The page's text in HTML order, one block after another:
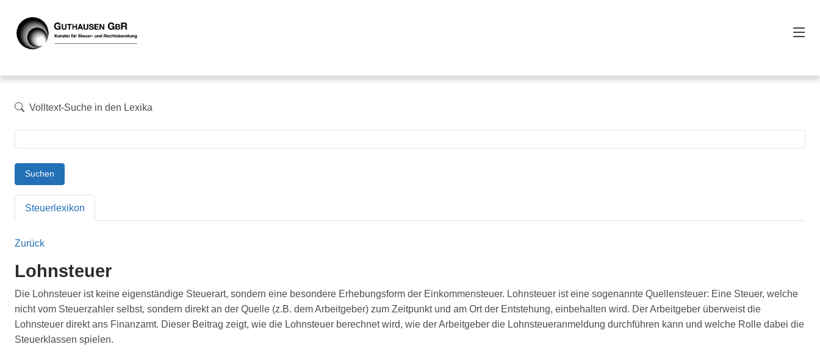
Volltext-Suche in den Lexika
Suchen
Steuerlexikon
Zurück
Lohnsteuer
Die Lohnsteuer ist keine eigenständige Steuerart, sondern eine besondere Erhebungsform der Einkommensteuer. Lohnsteuer ist eine sogenannte Quellensteuer: Eine Steuer, welche
nicht vom Steuerzahler selbst, sondern direkt an der Quelle (z.B. dem Arbeitgeber) zum Zeitpunkt und am Ort der Entstehung, einbehalten wird. Der Arbeitgeber überweist die
Lohnsteuer direkt ans Finanzamt. Dieser Beitrag zeigt, wie die Lohnsteuer berechnet wird, wie der Arbeitgeber die Lohnsteueranmeldung durchführen kann und welche Rolle dabei die
Steuerklassen spielen.